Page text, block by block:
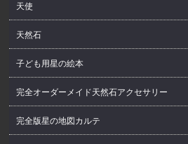
天使
天然石
子ども用星の絵本
完全オーダーメイド天然石アクセサリー
完全版星の地図カルテ